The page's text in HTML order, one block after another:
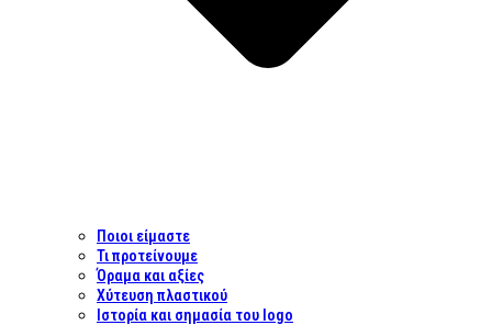
Ποιοι είμαστε
Τι προτείνουμε
Όραμα και αξίες
Χύτευση πλαστικού
Ιστορία και σημασία του logo